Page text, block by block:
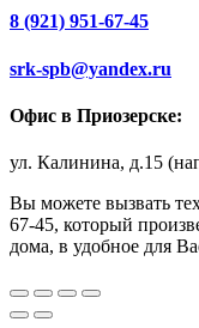
8 (921) 951-67-45
srk-spb@yandex.ru
Офис в Приозерске:
ул. Калинина, д.15
Вы можете вызвать
67-45, который
дома, в удобное для